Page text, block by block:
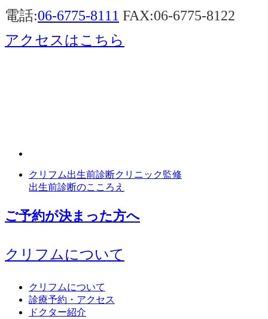
電話:06-6775-8111 FAX:06-6775-8122
アクセスはこちら
クリフム出生前診断クリニック監修
出生前診断のこころえ
ご予約が決まった方へ
クリフムについて
クリフムについて
診療予約・アクセス
ドクター紹介